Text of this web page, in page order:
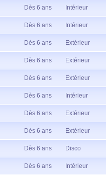
Dès 6 ans Intérieur
Dès 6 ans Intérieur
Dès 6 ans Extérieur
Dès 6 ans Extérieur
Dès 6 ans Extérieur
Dès 6 ans Intérieur
Dès 6 ans Extérieur
Dès 6 ans Extérieur
Dès 6 ans Disco
Dès 6 ans Intérieur